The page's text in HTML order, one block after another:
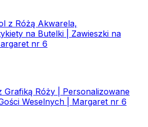
z Różą Akwarela,
na Butelki | Zawieszki na
nr 6
Grafiką Róży | Personalizowane
Weselnych | Margaret nr 6